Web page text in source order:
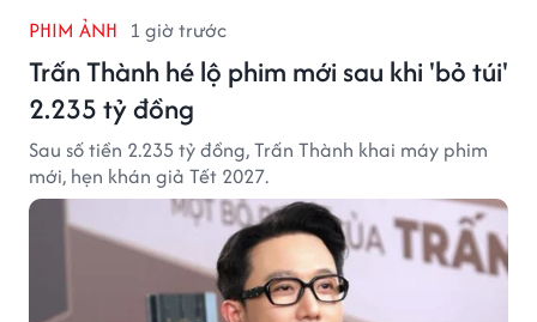
PHIM ẢNH 1 giờ trước
Trấn Thành hé lộ phim mới sau khi 'bỏ túi'
2.235 tỷ đồng
Sau số tiền 2.235 tỷ đồng, Trấn Thành khai máy phim
mới, hẹn khán giả Tết 2027.